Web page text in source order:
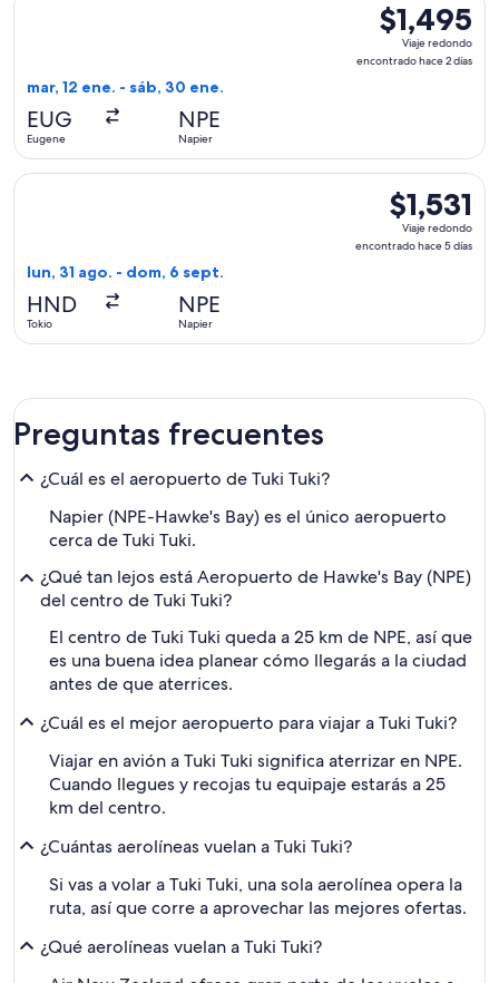
$1,495
Viaje
redondo,
$1,495
Viaje redondo
encontrado hace 2 días
mar, 12 ene. - sáb, 30 ene.
EUG
Eugene
NPE
Napier
$1,531
Viaje
redondo,
$1,531
Viaje redondo
encontrado hace 5 días
lun, 31 ago. - dom, 6 sept.
HND
Tokio
NPE
Napier
Seleccionar vuelo de Singapore Airlines, con salida el lun,
Preguntas frecuentes
¿Cuál es el aeropuerto de Tuki Tuki?
Napier (NPE-Hawke's Bay) es el único aeropuerto
cerca de Tuki Tuki.
¿Qué tan lejos está Aeropuerto de Hawke's Bay (NPE)
del centro de Tuki Tuki?
El centro de Tuki Tuki queda a 25 km de NPE, así que
es una buena idea planear cómo llegarás a la ciudad
antes de que aterrices.
¿Cuál es el mejor aeropuerto para viajar a Tuki Tuki?
Viajar en avión a Tuki Tuki significa aterrizar en NPE.
Cuando llegues y recojas tu equipaje estarás a 25
km del centro.
¿Cuántas aerolíneas vuelan a Tuki Tuki?
Si vas a volar a Tuki Tuki, una sola aerolínea opera la
ruta, así que corre a aprovechar las mejores ofertas.
¿Qué aerolíneas vuelan a Tuki Tuki?